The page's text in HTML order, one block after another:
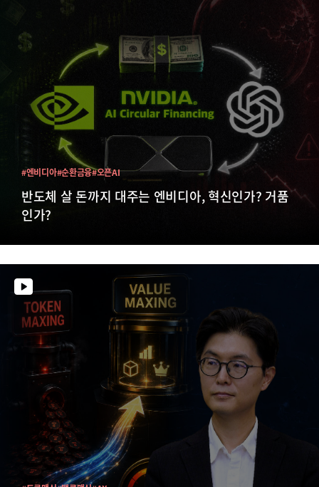
반도체 살 돈까지 대주는 엔비디아, 혁신인가? 거품
인가?
#엔비디아#순환금융#오픈AI